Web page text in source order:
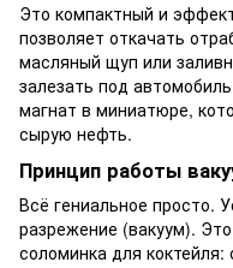
Это компактный и
позволяет откачать
масляный щуп или
залезать под
магнат в миниатюре,
сырую нефть.
Принцип работы
Всё гениальное просто.
разрежение (вакуум).
соломинка для